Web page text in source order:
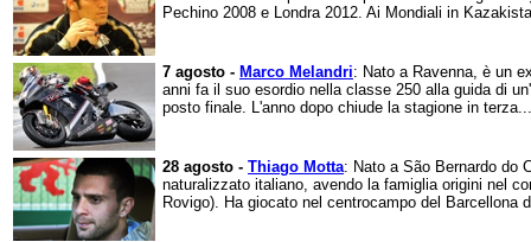
Pechino 2008 e Londra 2012. Ai Mondiali in
7 agosto - Marco Melandri: Nato a Ravenna, è un
anni fa il suo esordio nella classe 250 alla guida di
posto finale. L'anno dopo chiude la stagione in terza...
28 agosto - Thiago Motta: Nato a São Bernardo do
naturalizzato italiano, avendo la famiglia origini nel
Rovigo). Ha giocato nel centrocampo del Barcellona